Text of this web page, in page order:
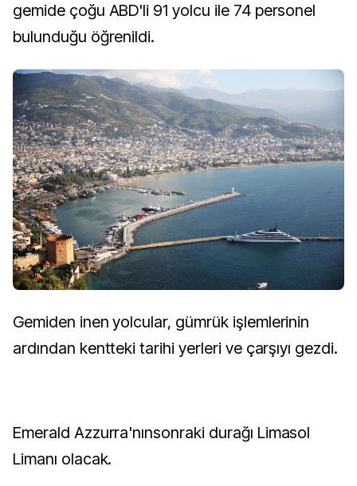
gemide çoğu ABD'li 91 yolcu ile 74 personel
bulunduğu öğrenildi.
Gemiden inen yolcular, gümrük işlemlerinin
ardından kentteki tarihi yerleri ve çarşıyı gezdi.
Emerald Azzurra'nınsonraki durağı Limasol
Limanı olacak.